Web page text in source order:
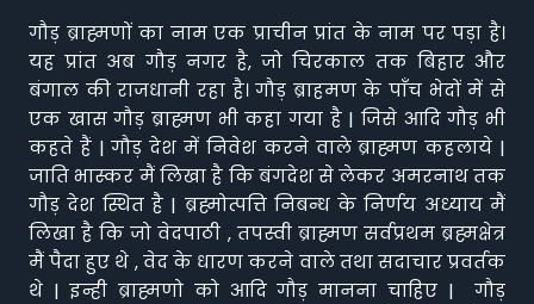
गौड़ ब्राह्मणों का नाम एक प्राचीन प्रांत के नाम पर पड़ा है।
यह प्रांत अब गौड़ नगर है, जो चिरकाल तक बिहार और
बंगाल की राजधानी रहा है। गौड़ ब्राहमण के पाँच भेदों में से
एक खास गौड़ ब्राह्मण भी कहा गया है | जिसे आदि गौड़ भी
कहते हैं | गौड़ देश में निवेश करने वाले ब्राह्मण कहलाये |
जाति भास्कर मैं लिखा है कि बंगदेश से लेकर अमरनाथ तक
गौड़ देश स्थित है | ब्रह्मोत्पत्ति निबन्ध के निर्णय अध्याय मैं
लिखा है कि जो वेदपाठी , तपस्वी ब्राह्मण सर्वप्रथम ब्रह्मक्षेत्र
मैं पैदा हुए थे , वेद के धारण करने वाले तथा सदाचार प्रवर्तक
थे | इन्ही ब्राह्मणो को आदि गौड़ मानना चाहिए | गौड़